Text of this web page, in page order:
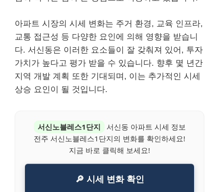
아파트 시장의 시세 변화는 주거 환경, 교육 인프라,
교통 접근성 등 다양한 요인에 의해 영향을 받습니
다. 서신동은 이러한 요소들이 잘 갖춰져 있어, 투자
가치가 높다고 평가 받을 수 있습니다. 향후 몇 년간
지역 개발 계획 또한 기대되며, 이는 추가적인 시세
상승 요인이 될 것입니다.
서신노블레스1단지
서신동 아파트 시세 정보
전주 서신노블레스1단지의 변화를 확인하세요!
지금 바로 클릭해 보세요!
🔎 시세 변화 확인